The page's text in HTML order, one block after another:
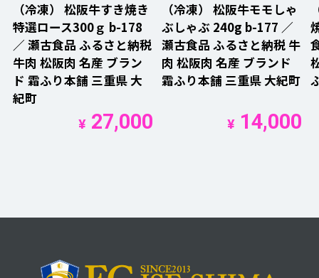
（冷凍） 松阪牛すき焼き
特選ロース300ｇ b-178
／ 瀬古食品 ふるさと納税
牛肉 松阪肉 名産 ブラン
ド 霜ふり本舗 三重県 大
紀町
¥ 27,000
（冷凍） 松阪牛モモしゃ
ぶしゃぶ 240g b-177 ／
瀬古食品 ふるさと納税 牛
肉 松阪肉 名産 ブランド
霜ふり本舗 三重県 大紀町
¥ 14,000